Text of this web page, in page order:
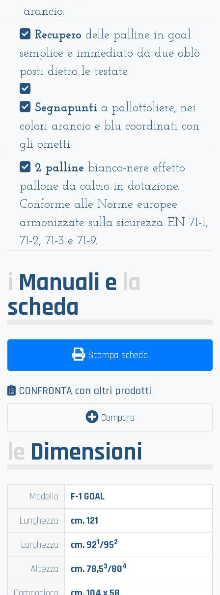
arancio.
Recupero delle palline in goal
semplice e immediato da due oblò
posti dietro le testate.
Segnapunti a pallottoliere, nei
colori arancio e blu coordinati con
gli ometti.
2 palline bianco-nere effetto
pallone da calcio in dotazione.
Conforme alle Norme europee
armonizzate sulla sicurezza EN 71-1,
71-2, 71-3 e 71-9.
i Manuali e la
scheda
Stampa scheda
CONFRONTA con altri prodotti
Compara
le Dimensioni
Modello
F-1 GOAL
Lunghezza
cm. 121
Larghezza
cm. 921/952
Altezza cm. 78,53/804